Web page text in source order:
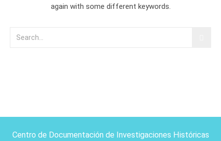
again with some different keywords.
Centro de Documentación de Investigaciones Históricas